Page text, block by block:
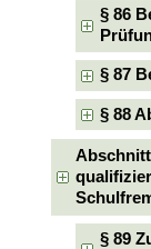
§ 86
§ 87
§ 88
§ 89